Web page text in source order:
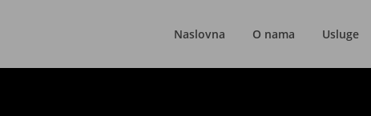
Naslovna O nama Usluge